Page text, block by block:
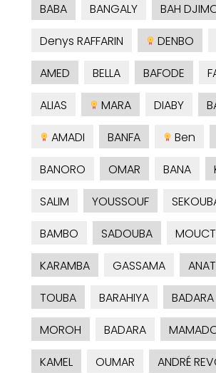
BABA
BANGALY
BAH
Denys RAFFARIN
DENBO
AMED
BELLA BAFODE
ALIAS
MARA DIABY
AMADI
BANFA Ben
BANORO
OMAR BANA
SALIM
YOUSSOUF
BAMBO
SADOUBA
KARAMBA
GASSAMA
TOUBA
BARAHIYA BADARA
MOROH
BADARA
KAMEL
OUMAR
ANDRÉ